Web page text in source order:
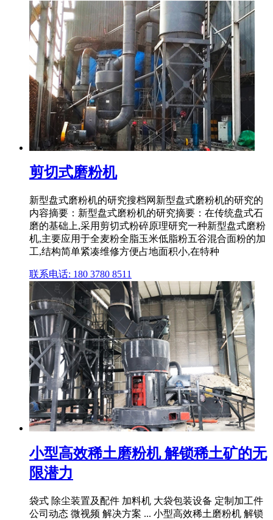
剪切式磨粉机
新型盘式磨粉机的研究搜档网新型盘式磨粉机的研究的
内容摘要：新型盘式磨粉机的研究摘要：在传统盘式石
磨的基础上,采用剪切式粉碎原理研究一种新型盘式磨粉
机,主要应用于全麦粉全脂玉米低脂粉五谷混合面粉的加
工,结构简单紧凑维修方便占地面积小,在特种
联系电话: 180 3780 8511
小型高效稀土磨粉机 解锁稀土矿的无
限潜力
袋式 除尘装置及配件 加料机 大袋包装设备 定制加工件
公司动态 微视频 解决方案 ... 小型高效稀土磨粉机 解锁